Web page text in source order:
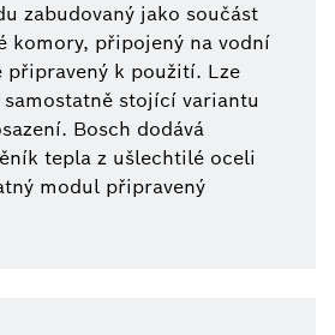
zabudovaný jako součást
komory, připojený na vodní
připravený k použití. Lze
stojící variantu
Bosch dodává
tepla z ušlechtilé oceli
modul připravený